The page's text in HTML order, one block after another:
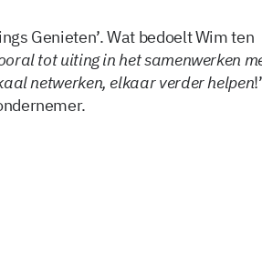
Genieten’. Wat bedoelt Wim ten
tot uiting in het samenwerken
netwerken, elkaar verder helpen